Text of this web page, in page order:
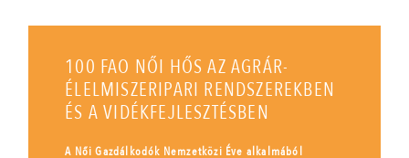
100 FAO NŐI HŐS AZ AGRÁR-
ÉLELMISZERIPARI RENDSZEREKBEN
ÉS A VIDÉKFEJLESZTÉSBEN
A Női Gazdálkodók Nemzetközi Éve alkalmából